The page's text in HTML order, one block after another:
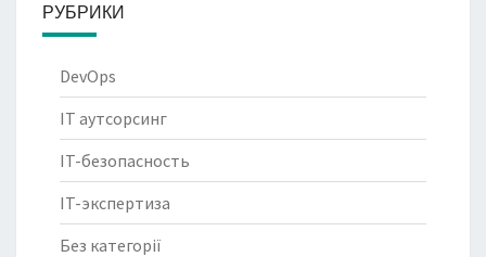
РУБРИКИ
DevOps
IT аутсорсинг
IT-безопасность
IT-экспертиза
Без категорії